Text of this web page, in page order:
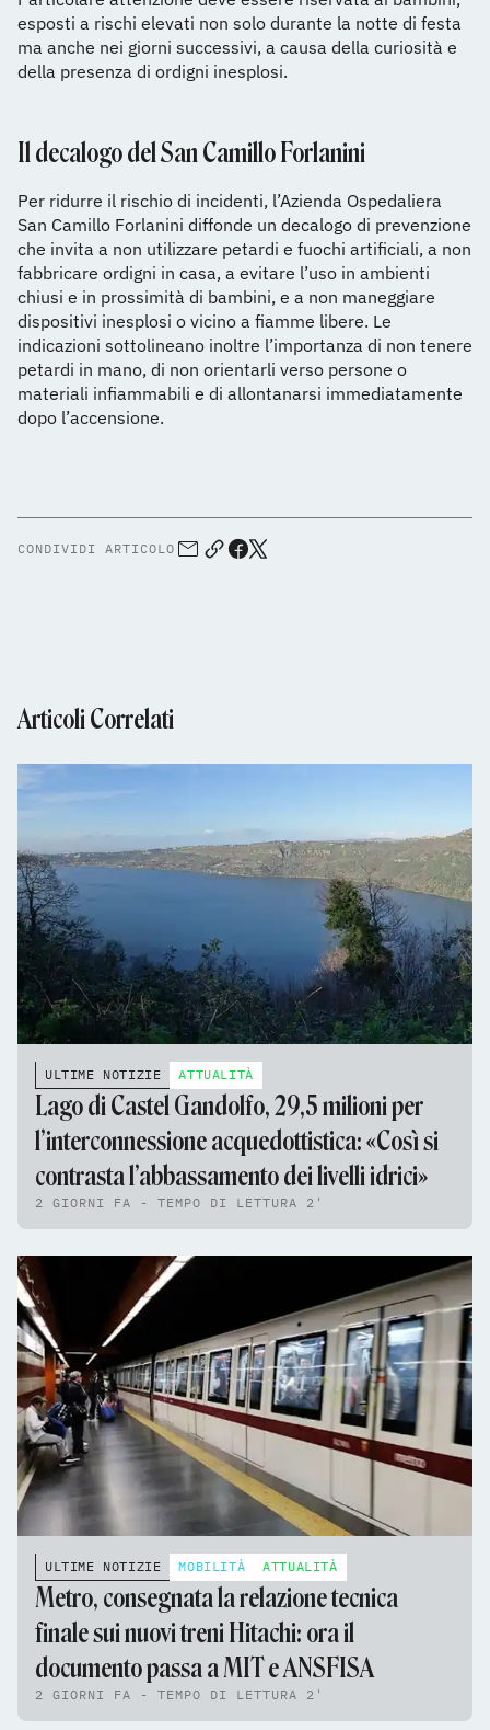
esposti a rischi elevati non solo durante la notte di festa
ma anche nei giorni successivi, a causa della curiosità e
della presenza di ordigni inesplosi.
Il decalogo del San Camillo Forlanini
Per ridurre il rischio di incidenti, l’Azienda Ospedaliera
San Camillo Forlanini diffonde un decalogo di prevenzione
che invita a non utilizzare petardi e fuochi artificiali, a non
fabbricare ordigni in casa, a evitare l’uso in ambienti
chiusi e in prossimità di bambini, e a non maneggiare
dispositivi inesplosi o vicino a fiamme libere. Le
indicazioni sottolineano inoltre l’importanza di non tenere
petardi in mano, di non orientarli verso persone o
materiali infiammabili e di allontanarsi immediatamente
dopo l’accensione.
CONDIVIDI ARTICOLO
Articoli Correlati
ULTIME NOTIZIE ATTUALITÀ
Lago di Castel Gandolfo, 29,5 milioni per
l’interconnessione acquedottistica: «Così si
contrasta l’abbassamento dei livelli idrici»
2 GIORNI FA - TEMPO DI LETTURA 2'
ULTIME NOTIZIE MOBILITÀ ATTUALITÀ
Metro, consegnata la relazione tecnica
finale sui nuovi treni Hitachi: ora il
documento passa a MIT e ANSFISA
2 GIORNI FA - TEMPO DI LETTURA 2'